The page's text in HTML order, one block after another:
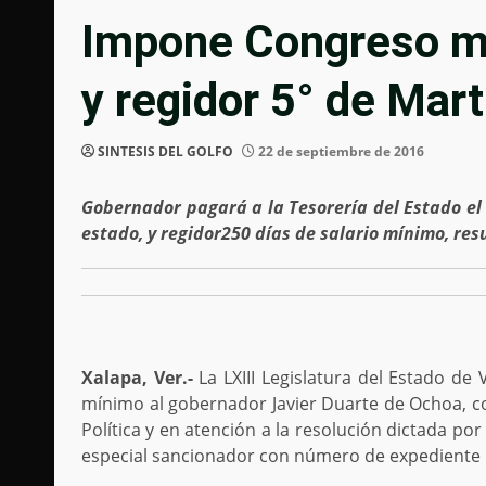
Impone Congreso
y regidor 5° de
SINTESIS DEL GOLFO 22 de septiembre de 2016
Gobernador pagará a la Tesorería del Estado
estado, y regidor250 días de salario mínimo,
Xalapa, Ver.- La LXIII Legislatura del Estado
mínimo al gobernador Javier Duarte de Ochoa,
Política y en atención a la resolución dictada
especial sancionador con número de expediente